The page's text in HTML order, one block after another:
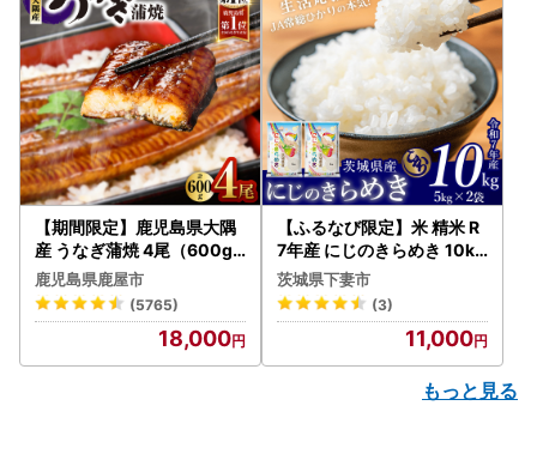
【期間限定】鹿児島県大隅
産 うなぎ蒲焼 4尾（600g
） KN007-004-04-cp18
うなぎ 鰻 魚 惣菜 総菜
鹿児島県鹿屋市
(5765)
18,000
【ふるなび限定】米 精米 R
7年産 にじのきらめき 10kg
10月 FN-Limited-PR
茨城県下妻市
(3)
11,000
もっと見る